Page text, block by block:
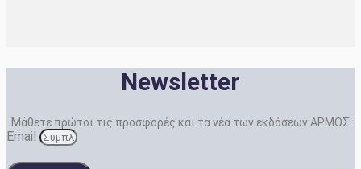
Newsletter
Μάθετε πρώτοι τις προσφορές και τα νέα των εκδόσεων ΑΡΜΟΣ
Email